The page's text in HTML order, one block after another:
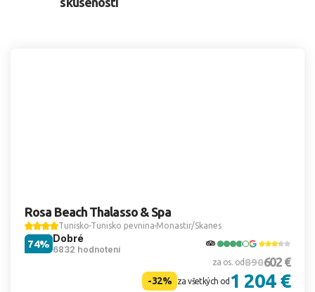
Rosa Beach Thalasso & Spa
Tunisko Tunisko pevnina Monastir/Skanes
Dobré
6832 hodnotení
74%
za os. od890602 €
-32% za všetkých od 1 204 €